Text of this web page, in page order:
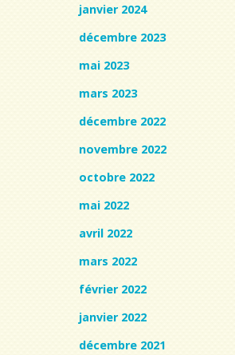
janvier 2024
décembre 2023
mai 2023
mars 2023
décembre 2022
novembre 2022
octobre 2022
mai 2022
avril 2022
mars 2022
février 2022
janvier 2022
décembre 2021